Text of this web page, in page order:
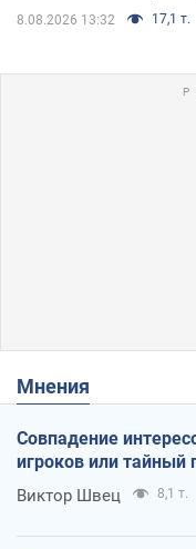
8.08.2026 13:32 17,1 т.
Мнения
Совпадение
игроков или тайный
Виктор Швец 8,1 т.